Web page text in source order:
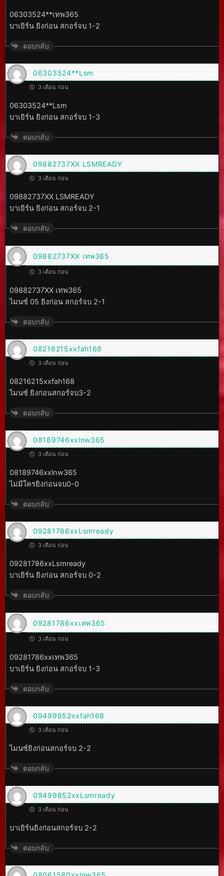
06303524**เทพ365
บาเยิร์น ยิงก่อน สกอร์จบ 1-2
ตอบกลับ
06303524**Lsm
3 เดือน ก่อน
06303524**Lsm
บาเยิร์น ยิงก่อน สกอร์จบ 1-3
ตอบกลับ
09882737XX LSMREADY
3 เดือน ก่อน
09882737XX LSMREADY
บาเยิร์น ยิงก่อน สกอร์จบ 2-1
ตอบกลับ
09882737XX เทพ365
3 เดือน ก่อน
09882737XX เทพ365
ไมนซ์ 05 ยิงก่อน สกอร์จบ 2-1
ตอบกลับ
08216215xxfah168
3 เดือน ก่อน
08216215xxfah168
ไมนซ์ ยิงก่อนสกอร์จบ3-2
ตอบกลับ
08189746xxlnw365
3 เดือน ก่อน
08189746xxlnw365
ไม่มีใครยิงก่อนจบ0-0
ตอบกลับ
09281786xxLsmready
3 เดือน ก่อน
09281786xxLsmready
บาเยิร์น ยิงก่อน สกอร์จบ 0-2
ตอบกลับ
09281786xxเทพ365
3 เดือน ก่อน
09281786xxเทพ365
บาเยิร์น ยิงก่อน สกอร์จบ 1-3
ตอบกลับ
09499852xxfah168
3 เดือน ก่อน
ไมนซ์ยิงก่อนสกอร์จบ 2-2
ตอบกลับ
09499852xxLsmready
3 เดือน ก่อน
บาเยิร์นยิงก่อนสกอร์จบ 2-2
ตอบกลับ